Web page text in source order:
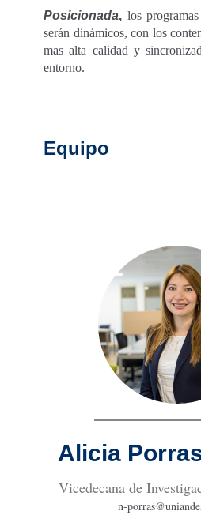
Posicionada, los
serán dinámicos, con los
mas alta calidad y
entorno.
Equipo
Alicia
Vicedecana de
n-